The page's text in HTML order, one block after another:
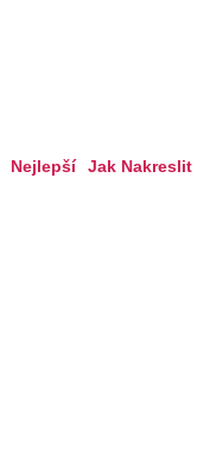
Nejlepší Jak Nakreslit